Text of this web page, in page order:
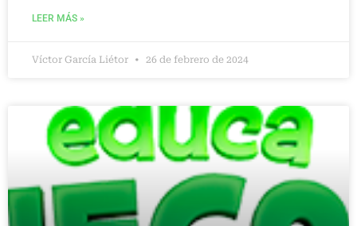
LEER MÁS »
Víctor García Liétor 26 de febrero de 2024